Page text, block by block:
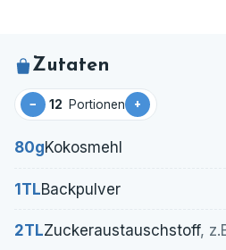
Zutaten
− Portionen +
80gKokosmehl
1TLBackpulver
2TLZuckeraustauschstoff,